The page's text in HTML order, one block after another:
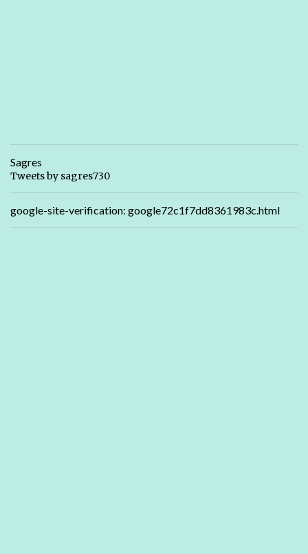
Sagres
Tweets by sagres730
google-site-verification: google72c1f7dd8361983c.html